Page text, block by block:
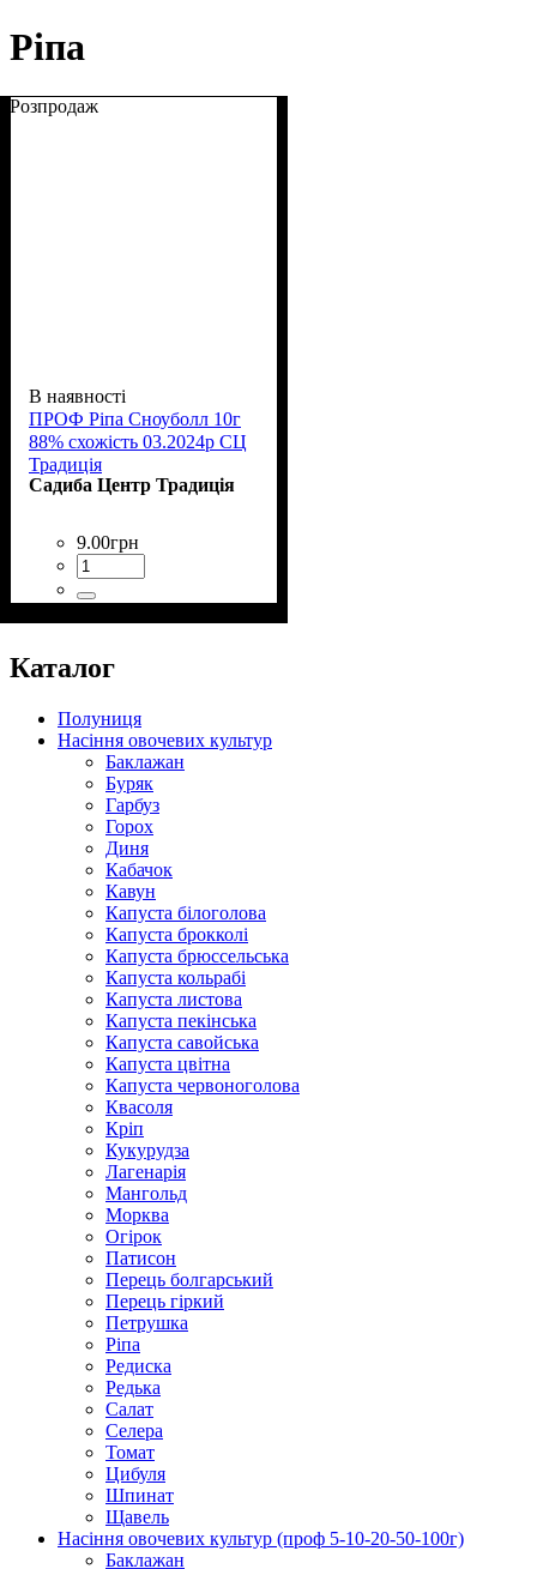
Ріпа
Розпродаж
В наявності
ПРОФ Ріпа Сноуболл 10г
88% схожість 03.2024р СЦ
Традиція
Садиба Центр Традиція
9.00грн
Каталог
Полуниця
Насіння овочевих культур
Баклажан
Буряк
Гарбуз
Горох
Диня
Кабачок
Кавун
Капуста білоголова
Капуста брокколі
Капуста брюссельська
Капуста кольрабі
Капуста листова
Капуста пекінська
Капуста савойська
Капуста цвітна
Капуста червоноголова
Квасоля
Кріп
Кукурудза
Лагенарія
Мангольд
Морква
Огірок
Патисон
Перець болгарський
Перець гіркий
Петрушка
Ріпа
Редиска
Редька
Салат
Селера
Томат
Цибуля
Шпинат
Щавель
Насіння овочевих культур (проф 5-10-20-50-100г)
Баклажан